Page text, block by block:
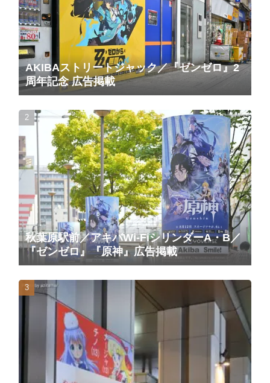
AKIBAストリートジャック／『ゼンゼロ』2
周年記念 広告掲載
秋葉原駅前／アキバWi-FiシリンダーA・B／
『ゼンゼロ』『原神』広告掲載